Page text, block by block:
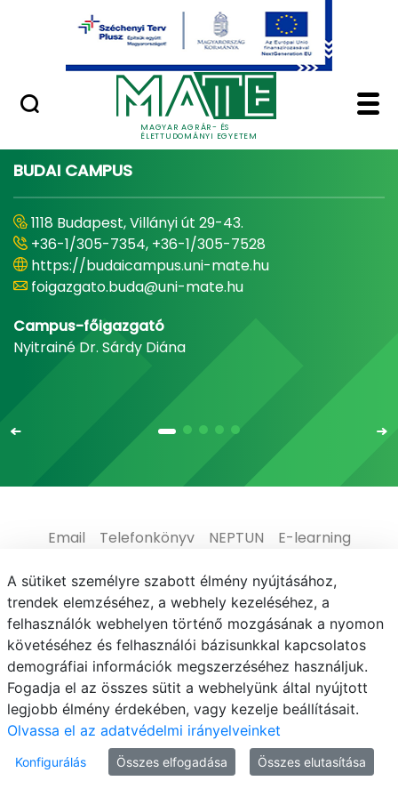
Ugrás a fő tartalomhoz
MAGYAR AGRÁR- ÉS
ÉLETTUDOMÁNYI EGYETEM
Minőségügy
Home - Magyar
BUDAI CAMPUS
1118 Budapest, Villányi út 29-43.
+36-1/305-7354, +36-1/305-7528
https://budaicampus.uni-mate.hu
foigazgato.buda@uni-mate.hu
Campus-főigazgató
Nyitrainé Dr. Sárdy Diána
Email Telefonkönyv NEPTUN
E-learning
Médiaközpont
Informatikai Igazgatóság
Adatvédelem
© MATE 2021
A sütiket személyre szabott élmény nyújtásához,
trendek elemzéséhez, a webhely kezeléséhez, a
felhasználók webhelyen történő mozgásának a nyomon
követéséhez és felhasználói bázisunkkal kapcsolatos
demográfiai információk megszerzéséhez használjuk.
Fogadja el az összes sütit a webhelyünk által nyújtott
legjobb élmény érdekében, vagy kezelje beállításait.
Olvassa el az adatvédelmi irányelveinket
Konfigurálás Összes elfogadása Összes elutasítása